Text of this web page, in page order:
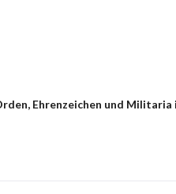
Ehrenzeichen und